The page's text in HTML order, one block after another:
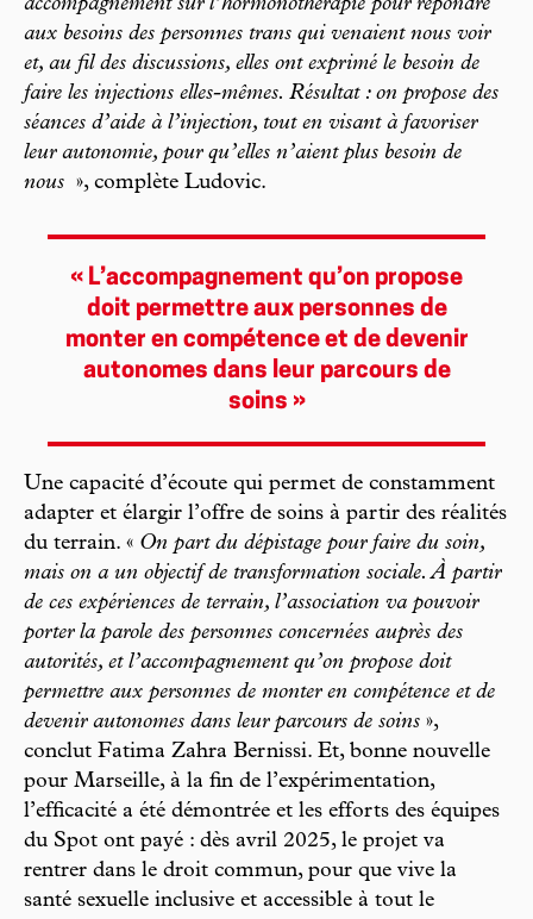
accompagnement sur l’hormonothérapie pour répondre
aux besoins des personnes trans qui venaient nous voir
et, au fil des discussions, elles ont exprimé le besoin de
faire les injections elles-mêmes. Résultat : on propose des
séances d’aide à l’injection, tout en visant à favoriser
leur autonomie, pour qu’elles n’aient plus besoin de
nous », complète Ludovic.
« L’accompagnement qu’on propose
doit permettre aux personnes de
monter en compétence et de devenir
autonomes dans leur parcours de
soins »
Une capacité d’écoute qui permet de constamment
adapter et élargir l’offre de soins à partir des réalités
du terrain. « On part du dépistage pour faire du soin,
mais on a un objectif de transformation sociale. À partir
de ces expériences de terrain, l’association va pouvoir
porter la parole des personnes concernées auprès des
autorités, et l’accompagnement qu’on propose doit
permettre aux personnes de monter en compétence et de
devenir autonomes dans leur parcours de soins »,
conclut Fatima Zahra Bernissi. Et, bonne nouvelle
pour Marseille, à la fin de l’expérimentation,
l’efficacité a été démontrée et les efforts des équipes
du Spot ont payé : dès avril 2025, le projet va
rentrer dans le droit commun, pour que vive la
santé sexuelle inclusive et accessible à tout le